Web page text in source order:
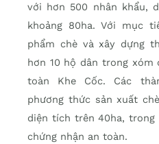
với hơn 500 nhân khẩu,
khoảng 80ha. Với mục
phẩm chè và xây dựng
hơn 10 hộ dân trong xóm
toàn Khe Cốc. Các
phương thức sản xuất
diện tích trên 40ha,
chứng nhận an toàn.